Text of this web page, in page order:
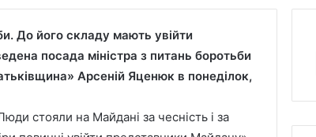
До його складу мають увійти
посада міністра з питань боротьби
Арсеній Яценюк в понеділок,
стояли на Майдані за чесність і за